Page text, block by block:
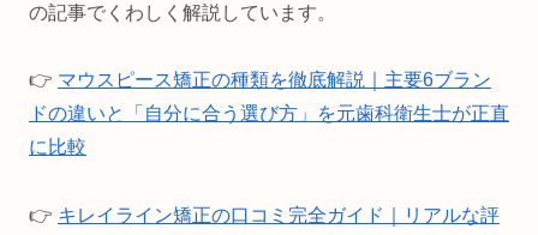
の記事でくわしく解説しています。
👉 マウスピース矯正の種類を徹底解説｜主要6ブラン
ドの違いと「自分に合う選び方」を元歯科衛生士が正直
に比較
👉 キレイライン矯正の口コミ完全ガイド｜リアルな評